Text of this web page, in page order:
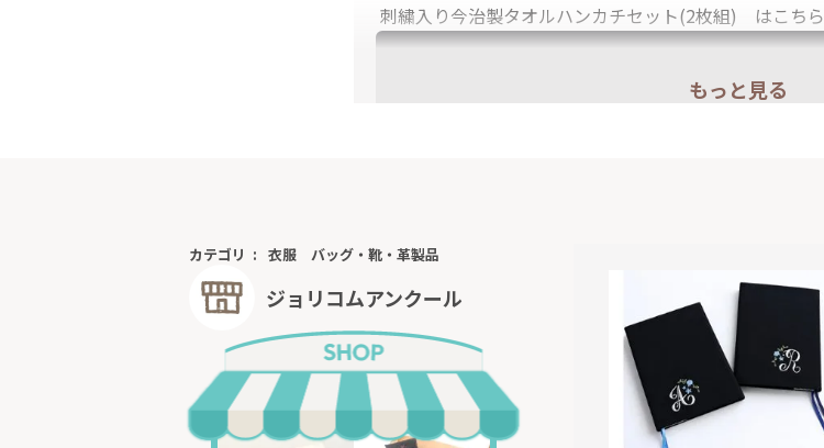
刺繍入り今治製タオルハンカチセット(2枚組) はこちら
もっと見る
カテゴリ 衣服 バッグ・靴・革製品
ジョリコムアンクール